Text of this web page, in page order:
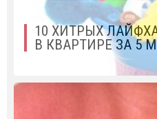
10 ХИТРЫХ
В КВАРТИРЕ ЗА 5